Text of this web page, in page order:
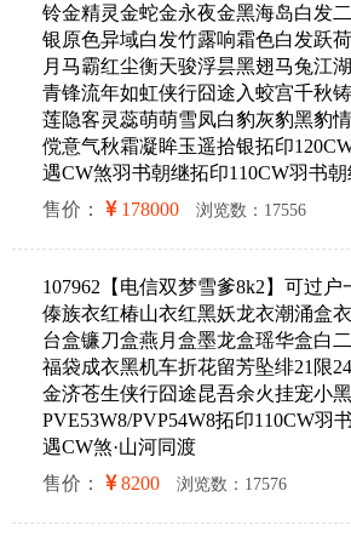
铃金精灵金蛇金永夜金黑海岛白发
银原色异域白发竹露响霜色白发跃
月马霸红尘衡天骏浮昙黑翅马兔江
青锋流年如虹侠行囧途入蛟宫千秋
莲隐客灵蕊萌萌雪凤白豹灰豹黑豹
傥意气秋霜凝眸玉遥拾银拓印
遇CW煞羽书朝继拓印110CW羽书
售价：
178000 浏览数：17556
107962【电信双梦雪爹8k2】可过
傣族衣红椿山衣红黑妖龙衣潮涌盒
台盒镰刀盒燕月盒墨龙盒瑶华盒白
福袋成衣黑机车折花留芳坠绯21限
金济苍生侠行囧途昆吾余火挂宠小
PVE53W8/PVP54W8拓印110CW羽
遇CW煞·山河同渡
售价：
8200 浏览数：17576